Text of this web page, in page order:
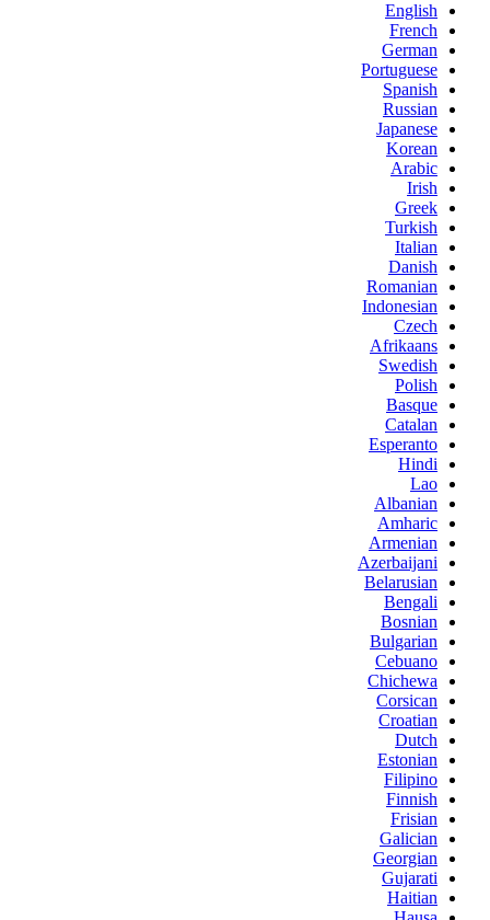
English
French
German
Portuguese
Spanish
Russian
Japanese
Korean
Arabic
Irish
Greek
Turkish
Italian
Danish
Romanian
Indonesian
Czech
Afrikaans
Swedish
Polish
Basque
Catalan
Esperanto
Hindi
Lao
Albanian
Amharic
Armenian
Azerbaijani
Belarusian
Bengali
Bosnian
Bulgarian
Cebuano
Chichewa
Corsican
Croatian
Dutch
Estonian
Filipino
Finnish
Frisian
Galician
Georgian
Gujarati
Haitian